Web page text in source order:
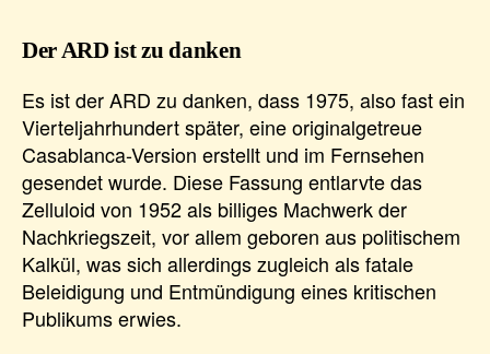
Der ARD ist zu danken
Es ist der ARD zu danken, dass 1975, also fast ein
Vierteljahrhundert später, eine originalgetreue
Casablanca-Version erstellt und im Fernsehen
gesendet wurde. Diese Fassung entlarvte das
Zelluloid von 1952 als billiges Machwerk der
Nachkriegszeit, vor allem geboren aus politischem
Kalkül, was sich allerdings zugleich als fatale
Beleidigung und Entmündigung eines kritischen
Publikums erwies.